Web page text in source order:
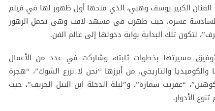
الكبير يوسف وهبي، الذي منحها أول ظهور لها في فيلم
وهي في سن السادسة عشرة، حيث ظهرت في مشهد لافت وهي تحمل الزهور
لتكون تلك البداية بوابة دخولها إلى عالم الفن.
مسيرتها بخطوات ثابتة، وشاركت في عدد من الأعمال
والتاريخي، من أبرزها “نحن لا نزرع الشوك”، “هجرة
“عفريت سمارة”، و”ليلة الدخلة ابن النيل الحريف”، حيث
الأدوار.